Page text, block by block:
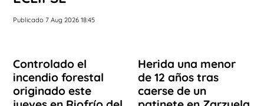
Publicado 7 Aug 2026 18:45
Controlado el
incendio forestal
originado este
Herida una menor
de 12 años tras
caerse de un